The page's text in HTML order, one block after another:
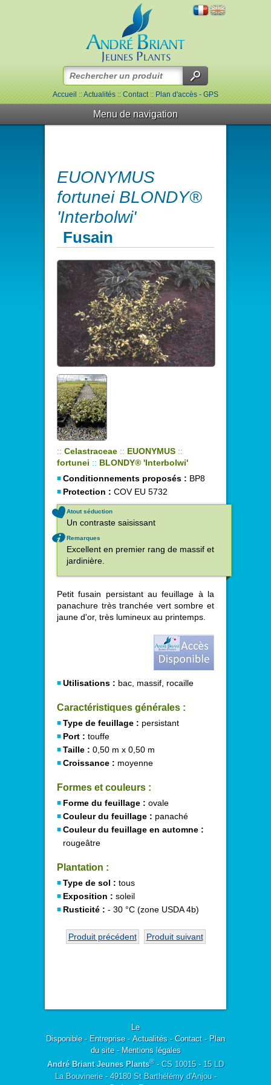
Accueil::Actualités::Contact::Plan d'accès - GPS
Menu de navigation
EUONYMUS
fortunei BLONDY®
'Interbolwi'
Fusain
:: Celastraceae :: EUONYMUS ::
fortunei :: BLONDY® 'Interbolwi'
Conditionnements proposés : BP8
Protection : COV EU 5732
Atout séduction
Un contraste saisissant
Remarques
Excellent en premier rang de massif et
jardinière.
Petit fusain persistant au feuillage à la
panachure très tranchée vert sombre et
jaune d'or, très lumineux au printemps.
Utilisations : bac, massif, rocaille
Caractéristiques générales :
Type de feuillage : persistant
Port : touffe
Taille : 0,50 m x 0,50 m
Croissance : moyenne
Formes et couleurs :
Forme du feuillage : ovale
Couleur du feuillage : panaché
Couleur du feuillage en automne :
rougeâtre
Plantation :
Type de sol : tous
Exposition : soleil
Rusticité : - 30 °C (zone USDA 4b)
Produit précédent Produit suivant
Le
Disponible- Entreprise- Actualités - Contact- Plan
du site- Mentions légales
André Briant Jeunes Plants®- CS 10015 - 15 LD
La Bouvinerie - 49180 St Barthélémy d'Anjou -